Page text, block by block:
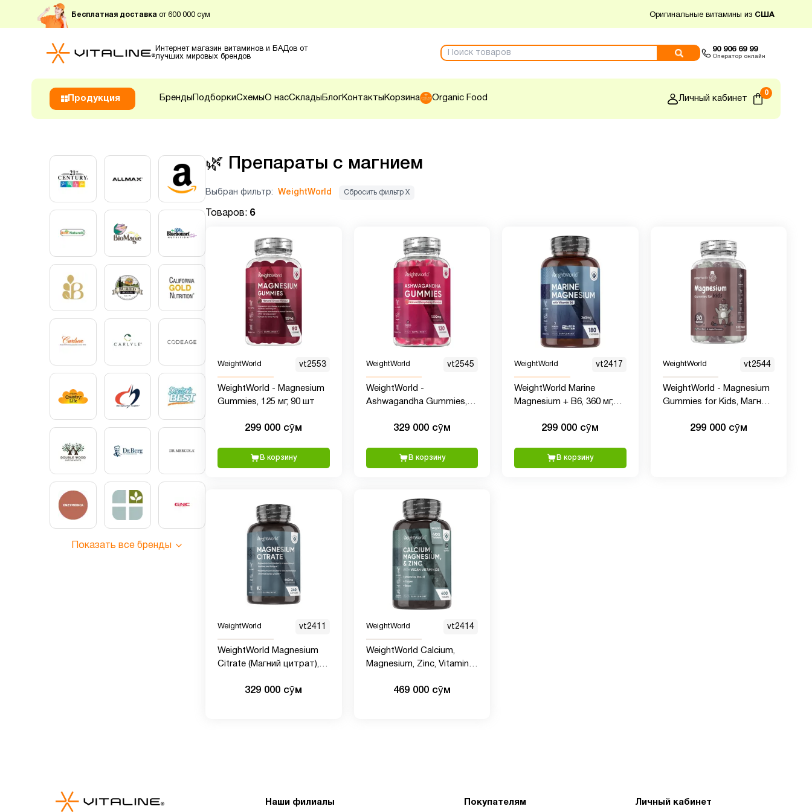
Бесплатная доставка от 600 000 сум Оригинальные витамины из США
Интернет магазин витаминов и БАДов от
лучших мировых брендов
90 906 69 99
Оператор онлайн
Продукция Бренды ПодборкиСхемыО насСклады БлогКонтакты Корзина Organic Food Личный кабинет
0
Показать все бренды
🌿 Препараты с магнием
Выбран фильтр: WeightWorld Сбросить фильтр Х
Товаров: 6
WeightWorld vt2553
WeightWorld - Magnesium
Gummies, 125 мг, 90 шт
299 000 сӯм
В корзину
WeightWorld vt2545
WeightWorld -
Ashwagandha Gummies,
329 000 сӯм
В корзину
WeightWorld vt2417
WeightWorld Marine
Magnesium + B6, 360 мг,
299 000 сӯм
В корзину
WeightWorld vt2544
WeightWorld - Magnesium
Gummies for Kids, Магний
299 000 сӯм
WeightWorld vt2411
WeightWorld Magnesium
Citrate (Магний цитрат),
329 000 сӯм
WeightWorld vt2414
WeightWorld Calcium,
Magnesium, Zinc, Vitamin
469 000 сӯм
Наши филиалы Покупателям Личный кабинет